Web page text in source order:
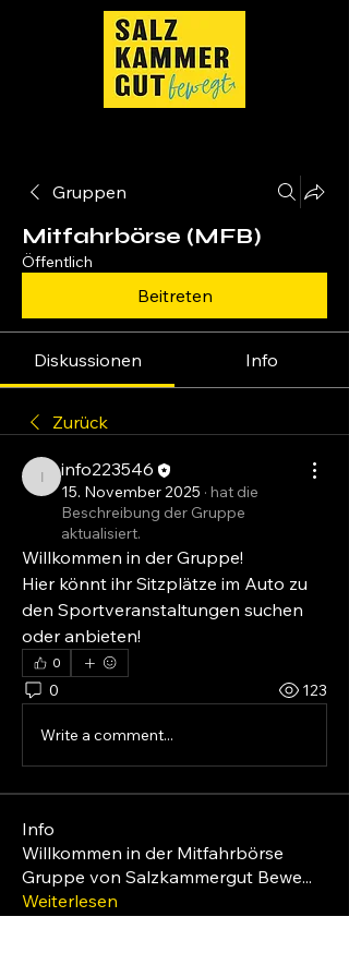
Gruppen
Mitfahrbörse (MFB)
Öffentlich
Beitreten
Diskussionen Info
Zurück
info223546
info223546
15. November 2025 · hat die
Beschreibung der Gruppe
aktualisiert.
Willkommen in der Gruppe!
Hier könnt ihr Sitzplätze im Auto zu
den Sportveranstaltungen suchen
oder anbieten!
0
0 123
Write a comment...
Info
Willkommen in der Mitfahrbörse
Gruppe von Salzkammergut Bewe...
Weiterlesen